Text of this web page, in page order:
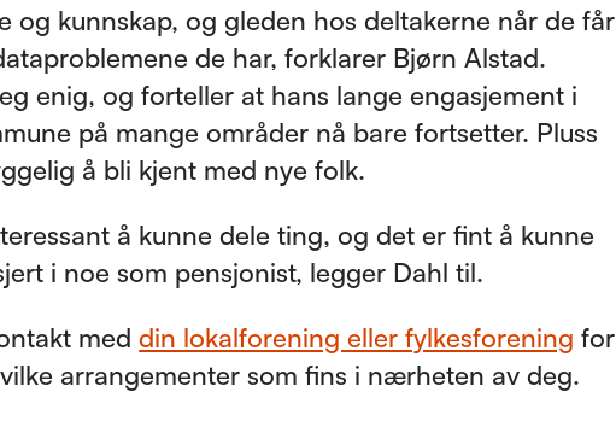
og kunnskap, og gleden hos deltakerne når de får
de har, forklarer Bjørn Alstad.
enig, og forteller at hans lange engasjement i
på mange områder nå bare fortsetter. Pluss
å bli kjent med nye folk.
å kunne dele ting, og det er fint å kunne
i noe som pensjonist, legger Dahl til.
meddin lokalforening eller fylkesforening for
arrangementer som fins i nærheten av deg.